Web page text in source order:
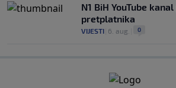
N1 BiH YouTube
pretplatnika
VIJESTI 6. aug. 0